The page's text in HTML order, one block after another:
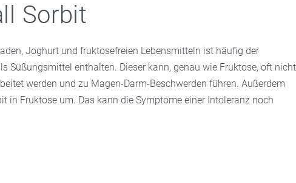
Sorbit
Joghurt und fruktosefreien Lebensmitteln ist häufig der
Süßungsmittel enthalten. Dieser kann, genau wie Fruktose, oft nicht
werden und zu Magen-Darm-Beschwerden führen. Außerdem
in Fruktose um. Das kann die Symptome einer Intoleranz noch